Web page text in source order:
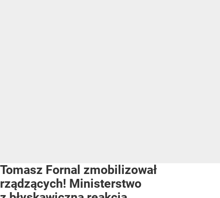
Tomasz Fornal zmobilizował
rządzących! Ministerstwo